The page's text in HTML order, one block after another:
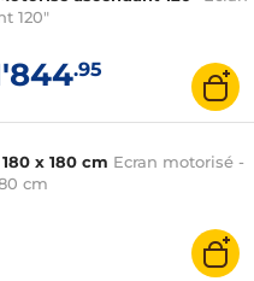
120"
.95
x 180 cm Ecran motorisé -
cm